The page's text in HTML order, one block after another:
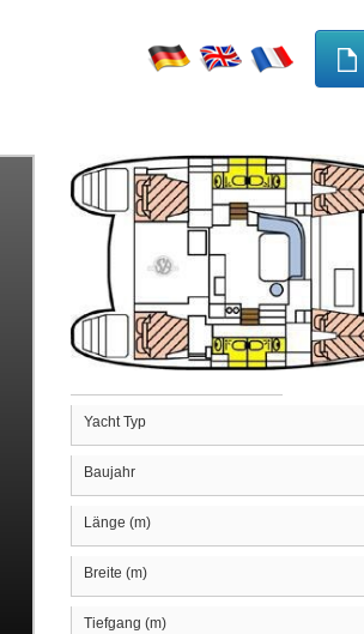
Yacht Typ
Baujahr
Länge (m)
Breite (m)
Tiefgang (m)